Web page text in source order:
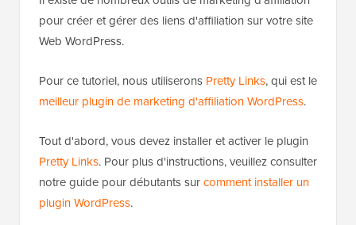
pour créer et gérer des liens d'affiliation sur votre site
Web WordPress.
Pour ce tutoriel, nous utiliserons Pretty Links, qui est le
meilleur plugin de marketing d'affiliation WordPress.
Tout d'abord, vous devez installer et activer le plugin
Pretty Links. Pour plus d'instructions, veuillez consulter
notre guide pour débutants surcomment installer un
plugin WordPress.